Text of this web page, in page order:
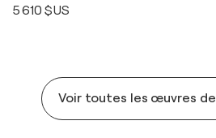
5 610 $US
Voir toutes les œuvres de